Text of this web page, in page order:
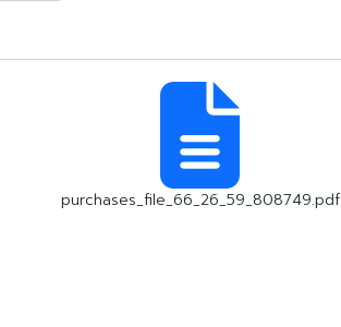
purchases_file_66_26_59_808749.pdf